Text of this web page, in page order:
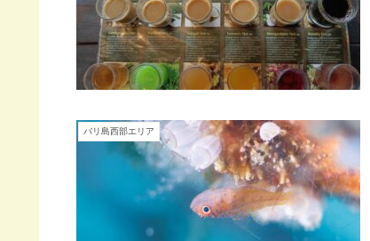
バリ島西部エリア